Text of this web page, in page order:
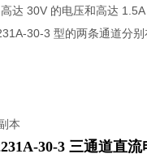
达 30V 的电压和高达
30-3 型的两条通道分
30-3 三通道直流